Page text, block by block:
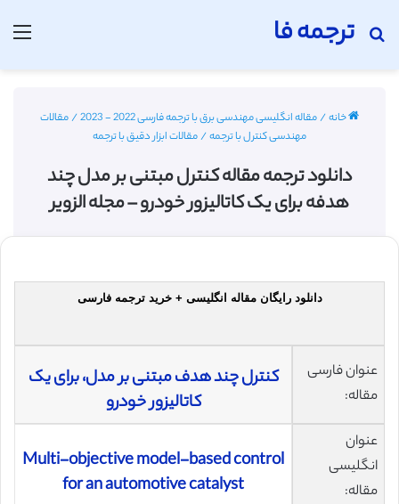
ترجمه فا
جستجو برای
خانه/مقاله انگلیسی مهندسی برق با ترجمه فارسی 2022 - 2023 /مقالات
مهندسی کنترل با ترجمه/مقالات ابزار دقیق با ترجمه
دانلود ترجمه مقاله کنترل مبتنی بر مدل چند
هدفه برای یک کاتالیزور خودرو – مجله الزویر
دانلود رایگان مقاله انگلیسی + خرید ترجمه فارسی
عنوان فارسی
مقاله:
کنترل چند هدف مبتنی بر مدل، برای یک
کاتالیزور خودرو
عنوان
انگلیسی
مقاله:
Multi-objective model-based control
for an automotive catalyst